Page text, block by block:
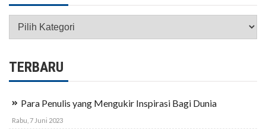
Kategori
TERBARU
Para Penulis yang Mengukir Inspirasi Bagi Dunia
Rabu, 7 Juni 2023